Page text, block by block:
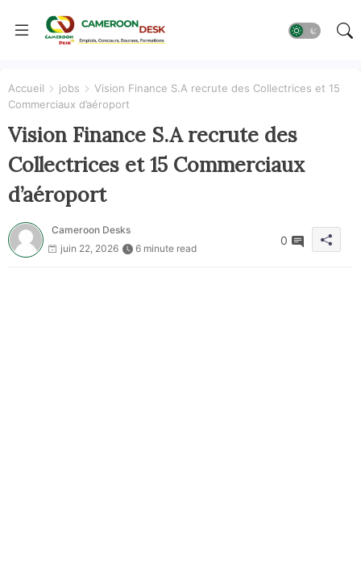
Accueil jobs
Vision Finance S.A recrute des Collectrices et 15
Commerciaux d’aéroport
Vision Finance S.A recrute des
Collectrices et 15 Commerciaux
d’aéroport
Cameroon Desks
juin 22, 2026
6 minute read
0